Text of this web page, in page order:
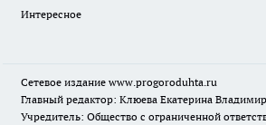
Интересное
Сетевое издание www.progoroduhta.ru
Главный редактор: Клюева Екатерина
Учредитель: Общество с ограниченной